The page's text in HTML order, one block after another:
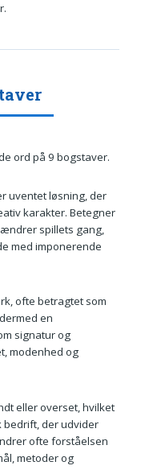
ord på 9 bogstaver.
uventet løsning, der
karakter. Betegner
spillets gang,
med imponerende
ofte betragtet som
en
signatur og
modenhed og
eller overset, hvilket
bedrift, der udvider
ofte forståelsen
metoder og